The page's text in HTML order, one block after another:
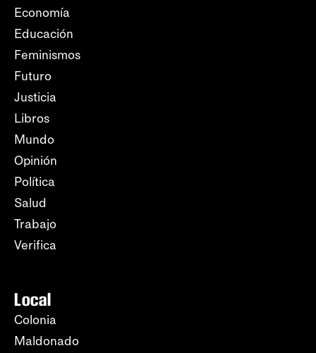
Economía
Educación
Feminismos
Futuro
Justicia
Libros
Mundo
Opinión
Política
Salud
Trabajo
Verifica
Local
Colonia
Maldonado